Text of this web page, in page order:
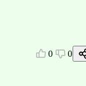
0 0